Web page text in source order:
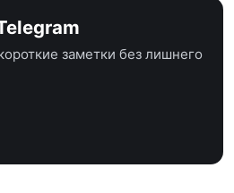
заметки без лишнего